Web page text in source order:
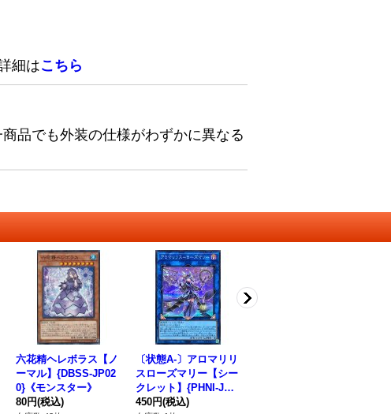
細はこちら
品でも外装の仕様がわずかに異なる
六花精ヘレボラス【ノ
ーマル】{DBSS-JP02
0}《モンスター》
80円(税込)
〔状態A-〕アロマリリ
スローズマリー【シー
クレット】{PHNI-JP0
50}《リンク》
450円(税込)